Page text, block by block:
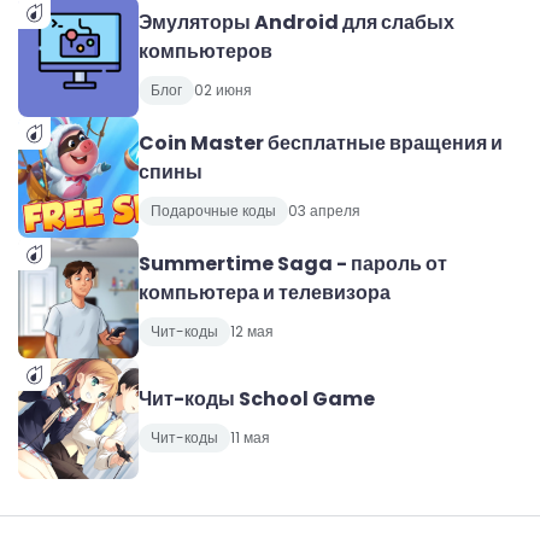
Эмуляторы Android для слабых
компьютеров
Блог 02 июня
Coin Master бесплатные вращения и
спины
Подарочные коды 03 апреля
Summertime Saga - пароль от
компьютера и телевизора
Чит-коды 12 мая
Чит-коды School Game
Чит-коды 11 мая